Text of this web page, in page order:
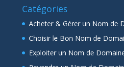
Catégories
Acheter & Gérer un Nom de
Choisir le Bon Nom de
Exploiter un Nom de